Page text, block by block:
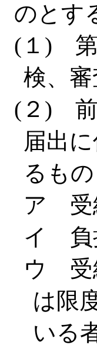
のとす
(１) 第
検、
(２) 前
届出
るもの
ア 受
イ 負
ウ 受
は限
いる